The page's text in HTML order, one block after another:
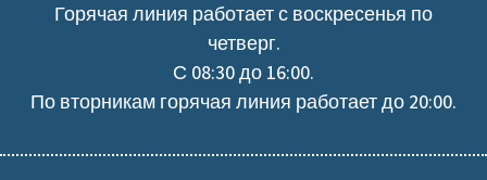
Горячая линия работает с воскресенья по
четверг.
С 08:30 до 16:00.
По вторникам горячая линия работает до 20:00.